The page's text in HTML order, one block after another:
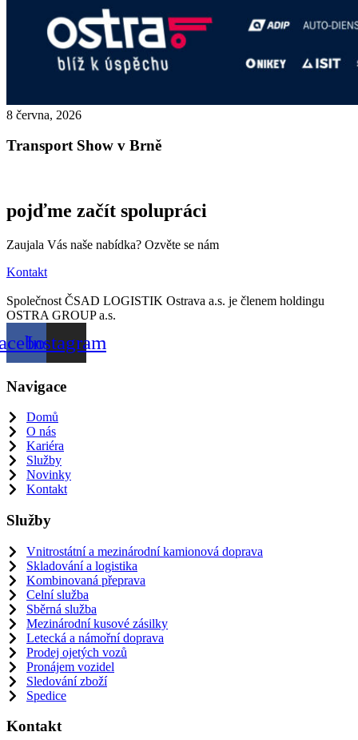
8 června, 2026
Transport Show v Brně
pojďme začít spolupráci
Zaujala Vás naše nabídka? Ozvěte se nám
Kontakt
Společnost ČSAD LOGISTIK Ostrava a.s. je členem holdingu
OSTRA GROUP a.s.
Instagram
Navigace
Domů
O nás
Kariéra
Služby
Novinky
Kontakt
Služby
Vnitrostátní a mezinárodní kamionová doprava
Skladování a logistika
Kombinovaná přeprava
Celní služba
Sběrná služba
Mezinárodní kusové zásilky
Letecká a námořní doprava
Prodej ojetých vozů
Pronájem vozidel
Sledování zboží
Spedice
Kontakt